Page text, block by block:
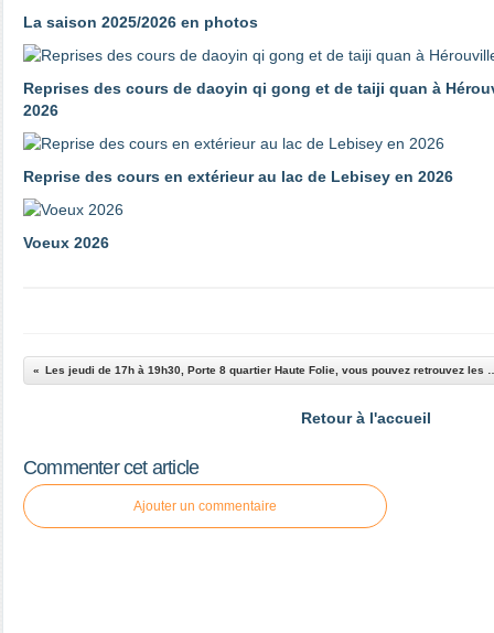
La saison 2025/2026 en photos
Reprises des cours de daoyin qi gong et de taiji quan à
2026
Reprise des cours en extérieur au lac de Lebisey en 2026
Voeux 2026
Retour à l'accueil
Commenter cet article
Ajouter un commentaire